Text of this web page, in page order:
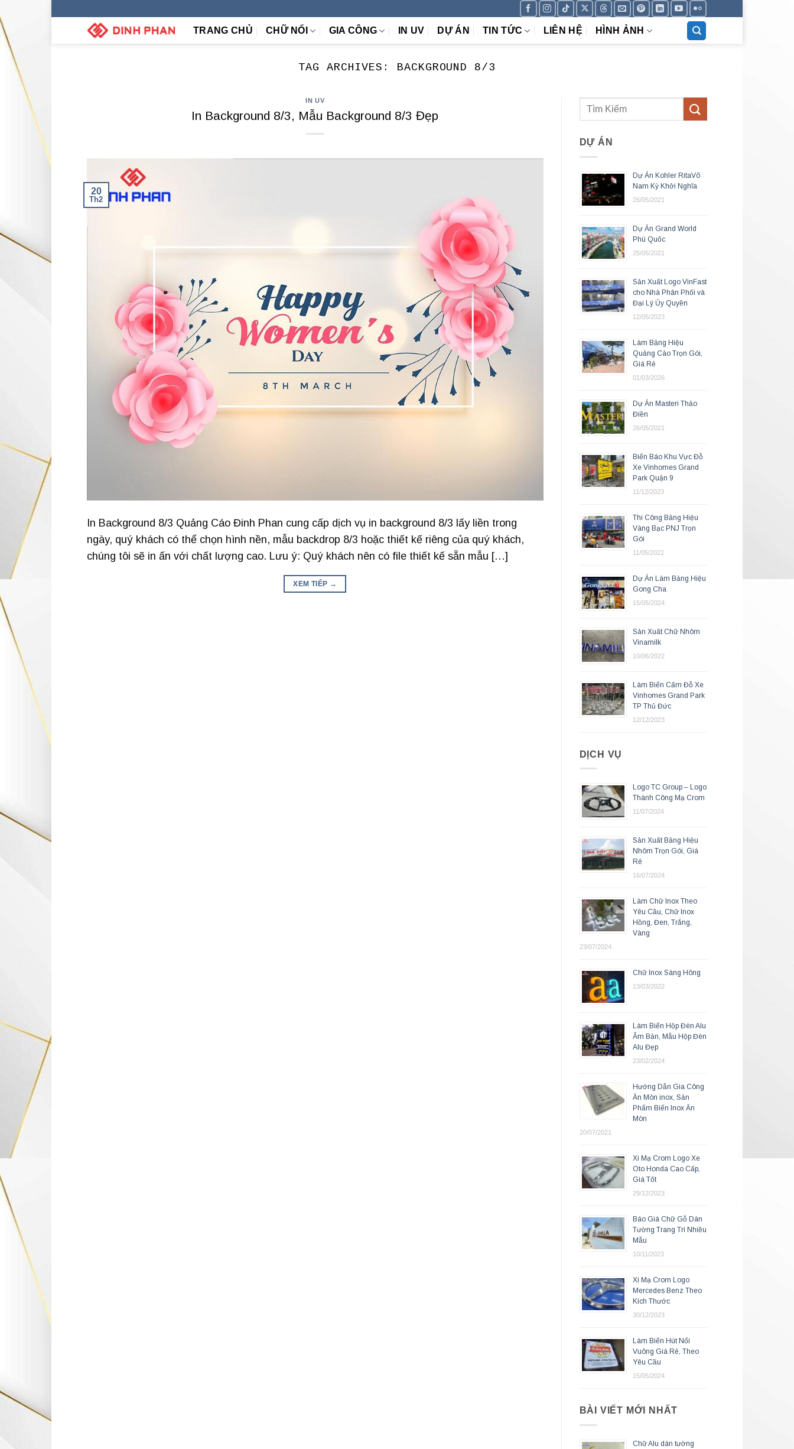
TRANG CHỦ CHỮ NỔI GIA CÔNG IN UV DỰ ÁN TIN TỨC LIÊN HỆ HÌNH ẢNH
TAG ARCHIVES: BACKGROUND 8/3
IN UV
In Background 8/3, Mẫu Background 8/3 Đẹp
20
Th2
In Background 8/3 Quảng Cáo Đinh Phan cung cấp dịch vụ in background 8/3 lấy liền trong
ngày, quý khách có thể chọn hình nền, mẫu backdrop 8/3 hoặc thiết kế riêng của quý khách,
chúng tôi sẽ in ấn với chất lượng cao. Lưu ý: Quý khách nên có file thiết kế sẵn mẫu […]
XEM TIẾP →
DỰ ÁN
Dự Án Kohler RitaVõ
Nam Kỳ Khởi Nghĩa
26/05/2021
Dự Án Grand World
Phú Quốc
25/05/2021
Sản Xuất Logo VinFast
cho Nhà Phân Phối và
Đại Lý Ủy Quyền
12/05/2023
Làm Bảng Hiệu
Quảng Cáo Trọn Gói,
Giá Rẻ
01/03/2026
Dự Án Masteri Thảo
Điền
26/05/2021
Biển Báo Khu Vực Đỗ
Xe Vinhomes Grand
Park Quận 9
11/12/2023
Thi Công Bảng Hiệu
Vàng Bạc PNJ Trọn
Gói
11/05/2022
Dự Án Làm Bảng Hiệu
Gong Cha
15/05/2024
Sản Xuất Chữ Nhôm
Vinamilk
10/06/2022
Làm Biển Cấm Đỗ Xe
Vinhomes Grand Park
TP Thủ Đức
12/12/2023
DỊCH VỤ
Logo TC Group – Logo
Thành Công Mạ Crom
11/07/2024
Sản Xuất Bảng Hiệu
Nhôm Trọn Gói, Giá
Rẻ
16/07/2024
Làm Chữ Inox Theo
Yêu Cầu, Chữ Inox
Hồng, Đen, Trắng,
Vàng
23/07/2024
Chữ Inox Sáng Hông
13/03/2022
Làm Biển Hộp Đèn Alu
Âm Bản, Mẫu Hộp Đèn
Alu Đẹp
23/02/2024
Hướng Dẫn Gia Công
Ăn Mòn inox, Sản
Phẩm Biển Inox Ăn
Mòn
20/07/2021
Xi Mạ Crom Logo Xe
Oto Honda Cao Cấp,
Giá Tốt
29/12/2023
Báo Giá Chữ Gỗ Dán
Tường Trang Trí Nhiều
Mẫu
10/11/2023
Xi Mạ Crom Logo
Mercedes Benz Theo
Kích Thước
30/12/2023
Làm Biển Hút Nổi
Vuông Giá Rẻ, Theo
Yêu Cầu
15/05/2024
BÀI VIẾT MỚI NHẤT
Chữ Alu dán tường